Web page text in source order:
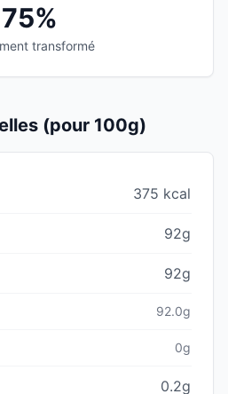
75%
transformé
(pour 100g)
375 kcal
92g
92g
92.0g
0g
0.2g